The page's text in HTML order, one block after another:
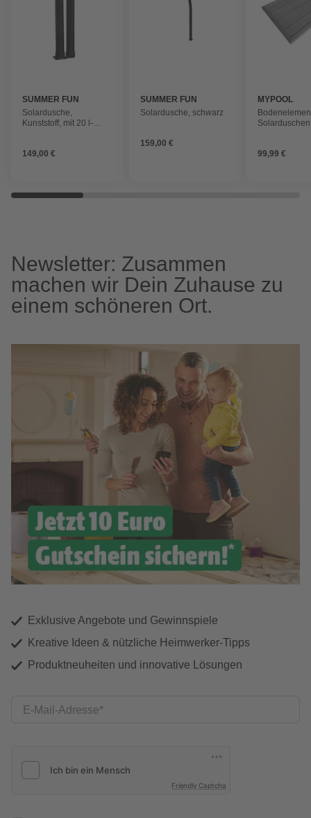
SUMMER FUN
Solardusche,
Kunststoff, mit 20 l-
149,00 €
SUMMER FUN
Solardusche, schwarz
159,00 €
MYPOOL
99,99 €
Newsletter: Zusammen
machen wir Dein Zuhause zu
einem schöneren Ort.
Exklusive Angebote und Gewinnspiele
Kreative Ideen & nützliche Heimwerker-Tipps
Produktneuheiten und innovative Lösungen
E-Mail-Adresse
Friendly Captcha